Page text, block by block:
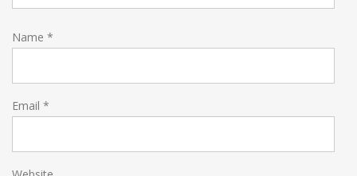
Name *
Email *